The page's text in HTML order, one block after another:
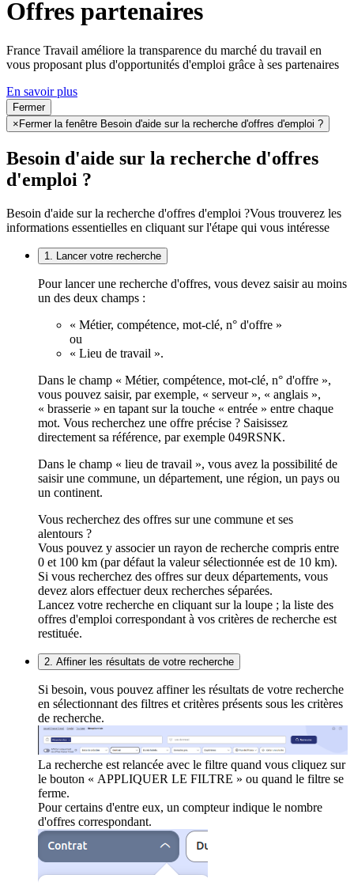
Offres partenaires
France Travail améliore la transparence du marché du travail en
vous proposant plus d'opportunités d'emploi grâce à ses partenaires
En savoir plus
Fermer
× Fermer la fenêtre Besoin d'aide sur la recherche d'offres d'emploi ?
Besoin d'aide sur la recherche d'offres
d'emploi ?
Besoin d'aide sur la recherche d'offres d'emploi ?Vous trouverez les
informations essentielles en cliquant sur l'étape qui vous intéresse
1. Lancer votre recherche
Pour lancer une recherche d'offres, vous devez saisir au moins
un des deux champs :
« Métier, compétence, mot-clé, n° d'offre »
ou
« Lieu de travail ».
Dans le champ « Métier, compétence, mot-clé, n° d'offre »,
vous pouvez saisir, par exemple, « serveur », « anglais »,
« brasserie » en tapant sur la touche « entrée » entre chaque
mot. Vous recherchez une offre précise ? Saisissez
directement sa référence, par exemple 049RSNK.
Dans le champ « lieu de travail », vous avez la possibilité de
saisir une commune, un département, une région, un pays ou
un continent.
Vous recherchez des offres sur une commune et ses
alentours ?
Vous pouvez y associer un rayon de recherche compris entre
0 et 100 km (par défaut la valeur sélectionnée est de 10 km).
Si vous recherchez des offres sur deux départements, vous
devez alors effectuer deux recherches séparées.
Lancez votre recherche en cliquant sur la loupe ; la liste des
offres d'emploi correspondant à vos critères de recherche est
restituée.
2. Affiner les résultats de votre recherche
Si besoin, vous pouvez affiner les résultats de votre recherche
en sélectionnant des filtres et critères présents sous les critères
de recherche.
La recherche est relancée avec le filtre quand vous cliquez sur
le bouton « APPLIQUER LE FILTRE » ou quand le filtre se
ferme.
Pour certains d'entre eux, un compteur indique le nombre
d'offres correspondant.